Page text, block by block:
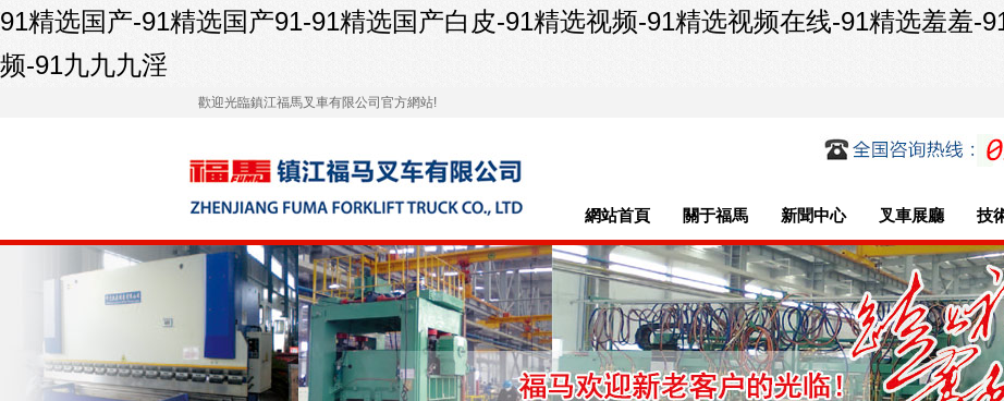
91精选国产-91精选国产91-91精选国产白皮-91精选视频-91精选视频在线-91精选羞羞-
频-91九九九淫
歡迎光臨鎮江福馬叉車有限公司官方網站!
網站首頁 關于福馬 新聞中心 叉車展廳 技